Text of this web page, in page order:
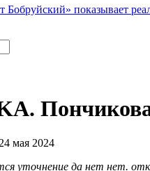
Бобруйский» показывает
мая 2024
уточнение да нет нет.